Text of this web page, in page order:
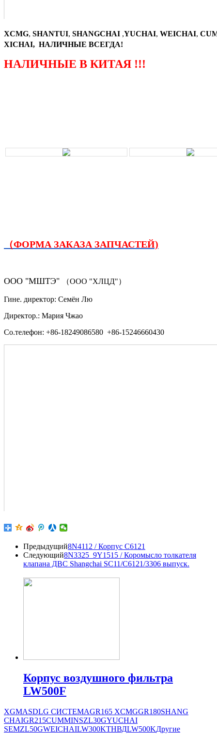
XCMG, SHANTUI, SHANGCHAI ,YUCHAI, WEICHAI,
XICHAI, НАЛИЧНЫЕ ВСЕГДА!
НАЛИЧНЫЕ В КИТАЯ !!!
（ФОРМА ЗАКАЗА ЗАПЧАСТЕЙ)
ООО "МШТЭ" （ООО "ХЛЦД"）
Гине. директор: Семён Лю
Директор.: Мария Чжао
Со.телефон: +86-18249086580 +86-15246660430
Предыдущий8N4112 / Корпус С6121
Следующий8N3325_9Y1515 / Коромысло толкателя
клапана ДВС Shangchai SC11/C6121/3306 выпуск.
Корпус воздушного фильтра
LW500F
XGMASDLG СИСТЕМАGR165 XCMGGR180SHANG
CHAIGR215CUMMINSZL30GYUCHAI
SEMZL50GWEICHAILW300KТНВДLW500KДругие